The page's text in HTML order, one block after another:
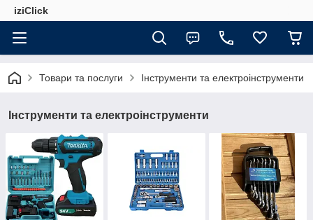
iziClick
Товари та послуги Інструменти та електроінструменти
Інструменти та електроінструменти